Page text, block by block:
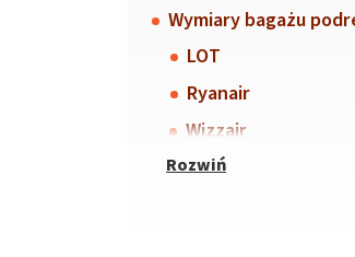
Wymiary bagażu
LOT
Ryanair
Wizzair